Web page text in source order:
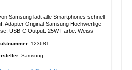
Smartphones schnell
Hochwertige
Verarbeitung Anschlüsse: USB-C Output: 25W Farbe: Weiss
123681
Samsung